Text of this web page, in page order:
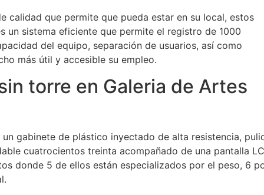
calidad que permite que pueda estar en su local, estos
un sistema eficiente que permite el registro de 1000
del equipo, separación de usuarios, así como
más útil y accesible su empleo.
torre en Galeria de Artes
gabinete de plástico inyectado de alta resistencia,
cuatrocientos treinta acompañado de una pantalla
donde 5 de ellos están especializados por el peso, 6